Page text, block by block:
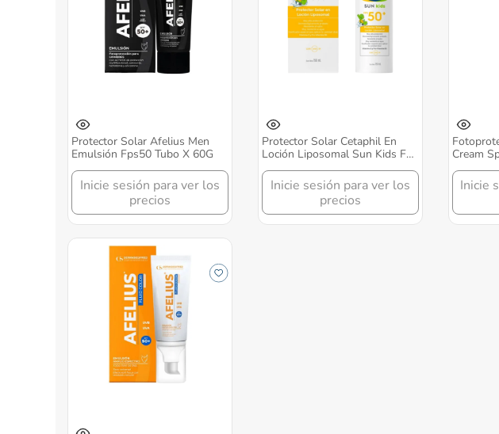
Protector Solar Afelius Men
Emulsión Fps50 Tubo X 60G
Inicie sesión para ver los
precios
Protector Solar Cetaphil En
Loción Liposomal Sun Kids Fps
50+ Frasco X 150 Ml
Inicie sesión para ver los
precios
Cream
Inicie